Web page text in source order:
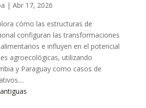
| Abr 17, 2026
cómo las estructuras de
configuran las transformaciones
e influyen en el potencial
agroecológicas, utilizando
y Paraguay como casos de